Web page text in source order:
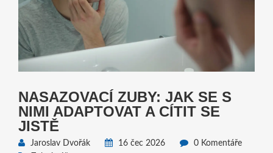
NASAZOVACÍ ZUBY: JAK SE S
NIMI ADAPTOVAT A CÍTIT SE
JISTĚ
Jaroslav Dvořák 16 čec 2026
0 Komentáře